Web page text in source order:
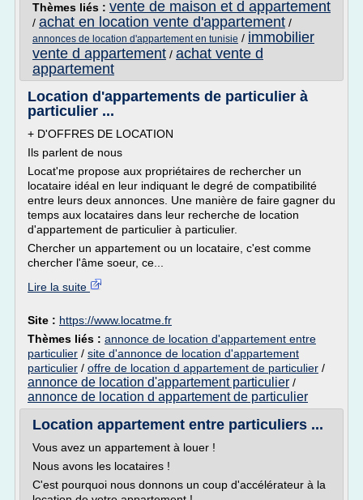
Thèmes liés : vente de maison et d appartement
/ achat en location vente d'appartement /
annonces de location d'appartement en tunisie / immobilier
vente d appartement / achat vente d
appartement
Location d'appartements de particulier à
particulier ...
+ D'OFFRES DE LOCATION
Ils parlent de nous
Locat'me propose aux propriétaires de rechercher un
locataire idéal en leur indiquant le degré de compatibilité
entre leurs deux annonces. Une manière de faire gagner du
temps aux locataires dans leur recherche de location
d'appartement de particulier à particulier.
Chercher un appartement ou un locataire, c'est comme
chercher l'âme soeur, ce...
Lire la suite
Site : https://www.locatme.fr
Thèmes liés : annonce de location d'appartement entre
particulier / site d'annonce de location d'appartement
particulier / offre de location d appartement de particulier /
annonce de location d'appartement particulier /
annonce de location d appartement de particulier
Location appartement entre particuliers ...
Vous avez un appartement à louer !
Nous avons les locataires !
C'est pourquoi nous donnons un coup d'accélérateur à la